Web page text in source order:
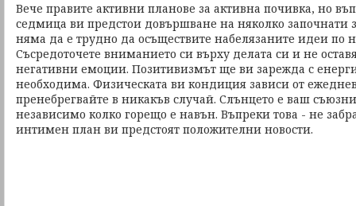
Вече правите активни планове за активна почивка, но
седмица ви предстои довършване на няколко започнати
няма да е трудно да осъществите набелязаните идеи по
Съсредоточете вниманието си върху делата си и не
негативни емоции. Позитивизмът ще ви зарежда с
необходима. Физическата ви кондиция зависи от
пренебрегвайте в никакъв случай. Слънцето е ваш
независимо колко горещо е навън. Въпреки това - не
интимен план ви предстоят положителни новости.